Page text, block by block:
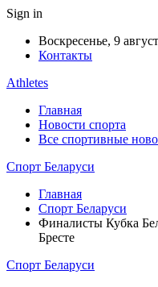
Sign in
Воскресенье, 9
Контакты
Athletes
Главная
Новости спорта
Все спортивные
Спорт Беларуси
Главная
Спорт Беларуси
Финалисты Кубка
Бресте
Спорт Беларуси